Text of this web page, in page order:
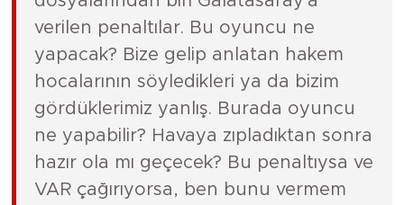
verilen penaltılar. Bu oyuncu ne
yapacak? Bize gelip anlatan hakem
hocalarının söyledikleri ya da bizim
gördüklerimiz yanlış. Burada oyuncu
ne yapabilir? Havaya zıpladıktan sonra
hazır ola mı geçecek? Bu penaltıysa ve
VAR çağırıyorsa, ben bunu vermem